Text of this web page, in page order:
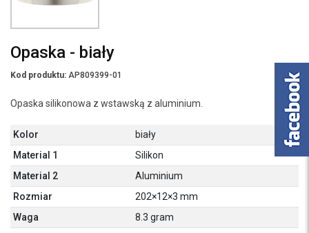
Opaska - biały
Kod produktu: AP809399-01
Opaska silikonowa z wstawską z aluminium.
Kolor
biały
Material 1
Silikon
Material 2
Aluminium
Rozmiar
202×12×3 mm
Waga
8.3 gram